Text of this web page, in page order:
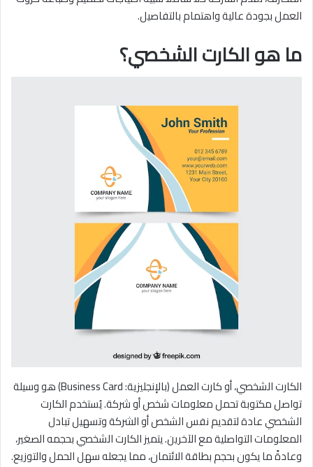
العمل بجودة عالية واهتمام بالتفاصيل.
ما هو الكارت الشخصي؟
الكارت الشخصي، أو كارت العمل (بالإنجليزية: Business Card) هو وسيلة
تواصل مكتوبة تحمل معلومات شخص أو شركة. يُستخدم الكارت
الشخصي عادة لتقديم نفس الشخص أو الشركة وتسهيل تبادل
المعلومات التواصلية مع الآخرين. يتميز الكارت الشخصي بحجمه الصغير،
وعادةً ما يكون بحجم بطاقة الائتمان، مما يجعله سهل الحمل والتوزيع.